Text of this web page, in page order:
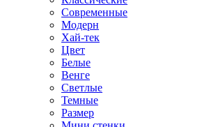
Современные
Модерн
Хай-тек
Цвет
Белые
Венге
Светлые
Темные
Размер